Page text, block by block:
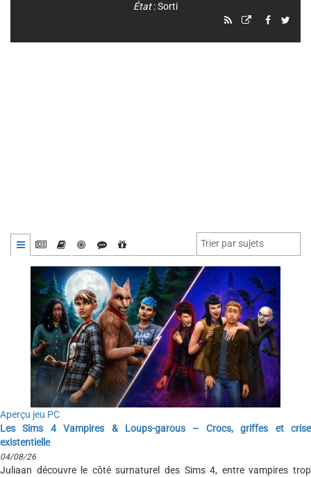
Aperçu jeu PC
Les Sims 4 Vampires & Loups-garous – Crocs, griffes et crise
existentielle
04/08/26
Juliaan découvre le côté surnaturel des Sims 4, entre vampires trop
État: Sorti